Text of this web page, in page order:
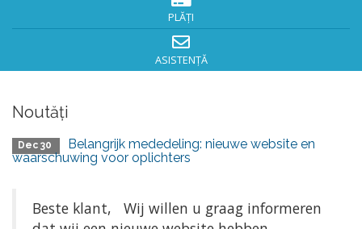
PLĂȚI
ASISTENȚĂ
Noutăți
Dec 30
Belangrijk mededeling: nieuwe website en
waarschuwing voor oplichters
Beste klant, Wij willen u graag informeren